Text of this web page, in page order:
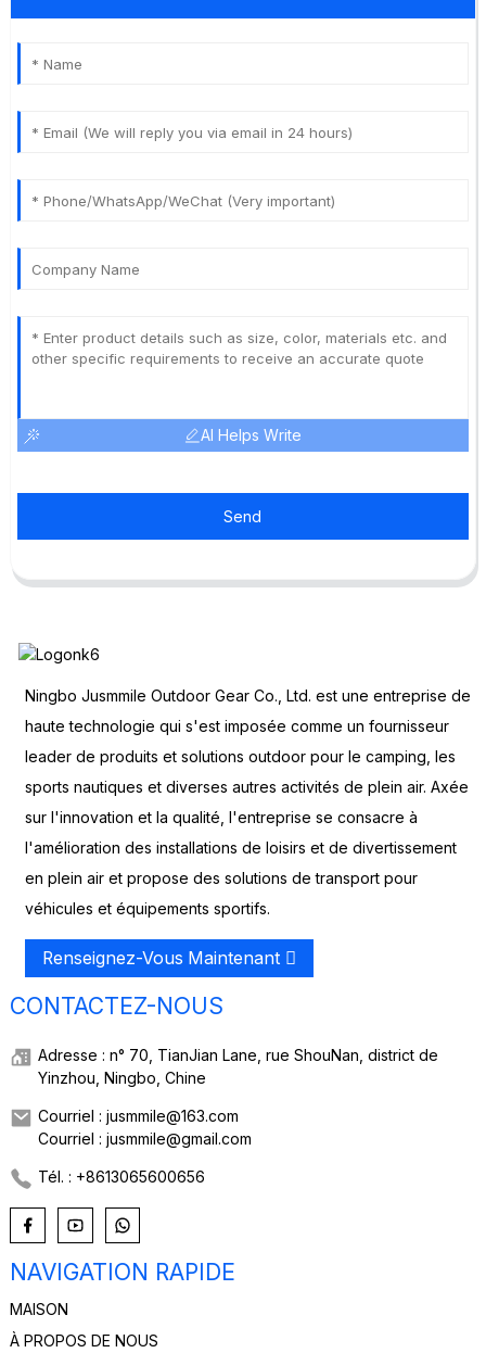
AI Helps Write
Send
Ningbo Jusmmile Outdoor Gear Co., Ltd. est une entreprise de
haute technologie qui s'est imposée comme un fournisseur
leader de produits et solutions outdoor pour le camping, les
sports nautiques et diverses autres activités de plein air. Axée
sur l'innovation et la qualité, l'entreprise se consacre à
l'amélioration des installations de loisirs et de divertissement
en plein air et propose des solutions de transport pour
véhicules et équipements sportifs.
Renseignez-Vous Maintenant
CONTACTEZ-NOUS
Adresse : n° 70, TianJian Lane, rue ShouNan, district de
Yinzhou, Ningbo, Chine
Courriel : jusmmile@163.com
Courriel : jusmmile@gmail.com
Tél. : +8613065600656
NAVIGATION RAPIDE
MAISON
À PROPOS DE NOUS